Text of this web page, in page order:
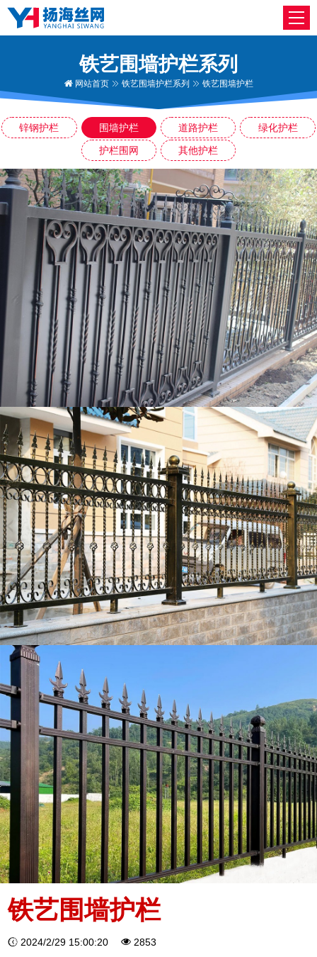
铁艺围墙护栏系列
网站首页 铁艺围墙护栏系列 铁艺围墙护栏
锌钢护栏 围墙护栏 道路护栏
绿化护栏
护栏围网
其他护栏
铁艺围墙护栏
2024/2/29 15:00:20
2853